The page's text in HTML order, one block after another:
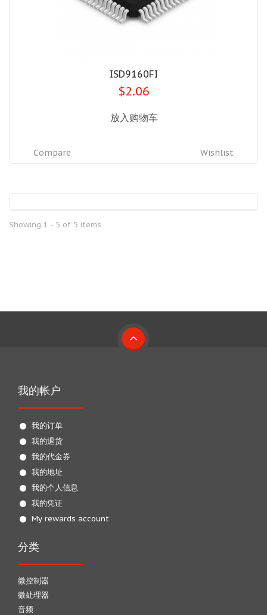
ISD9160FI
$2.06
放入购物车
Wishlist
Compare
Showing 1 - 5 of 5 items
我的帐户
我的订单
我的退货
我的代金券
我的地址
我的个人信息
我的凭证
My rewards account
分类
微控制器
微处理器
音频